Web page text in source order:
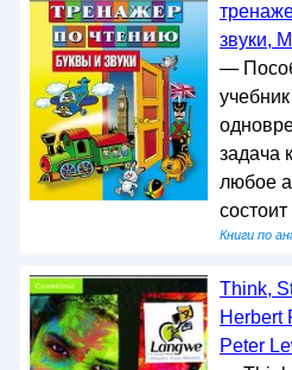
звуки,
—
задача
любое
Книги по
Think,
Herbert
Peter